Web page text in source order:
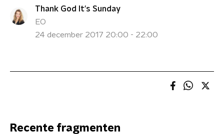
Thank God It's Sunday
EO
24 december 2017 20:00 - 22:00
Recente fragmenten